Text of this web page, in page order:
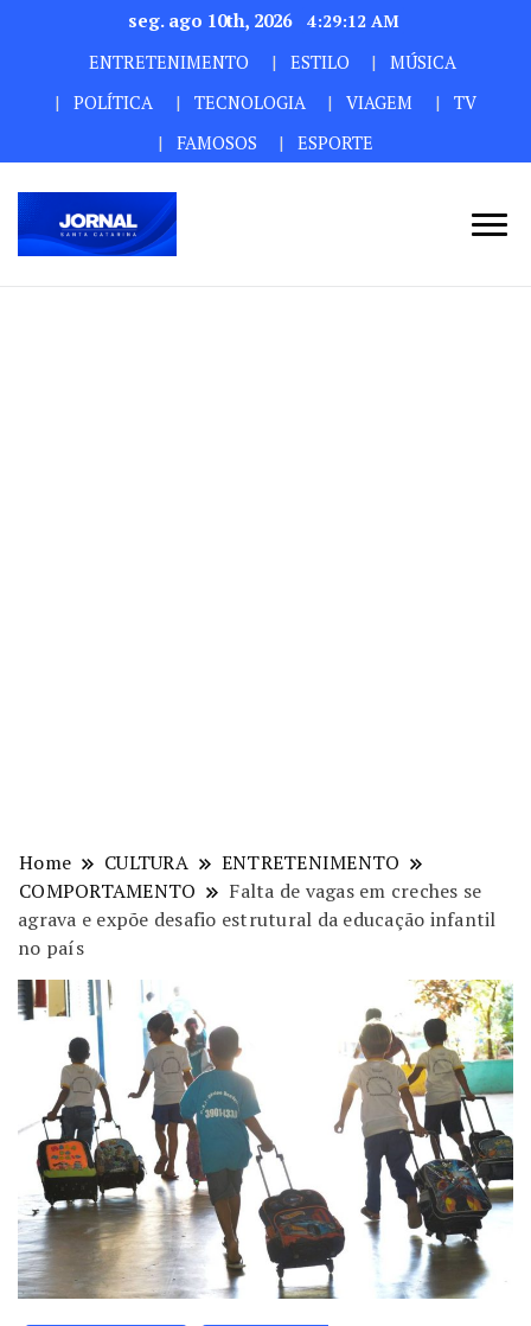
seg. ago 10th, 2026
4:29:14 AM
ENTRETENIMENTO
ESTILO
MÚSICA
POLÍTICA
TECNOLOGIA VIAGEM
TV
FAMOSOS
ESPORTE
Home CULTURA
ENTRETENIMENTO
COMPORTAMENTO
Falta de vagas em creches se
agrava e expõe desafio estrutural da educação infantil
no país